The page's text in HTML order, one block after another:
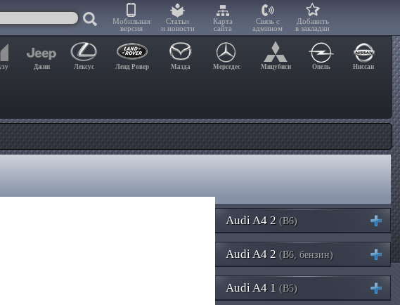
Мобильная
версия
Статьи
и новости
Карта
сайта
Связь с
админом
Добавить
в закладки
Джип Лексус Ленд Ровер Мазда Мерседес Мицубиси Опель Ниссан
Audi A4 2 (B6)
Audi A4 2 (B6, бензин)
Audi A4 1 (B5)